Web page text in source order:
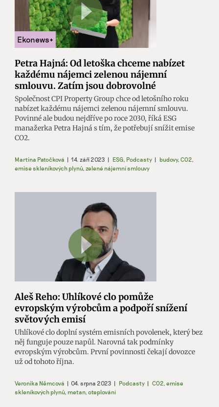
Petra Hajná: Od letoška chceme nabízet
každému nájemci zelenou nájemní
smlouvu. Zatím jsou dobrovolné
Společnost CPI Property Group chce od letošního roku
nabízet každému nájemci zelenou nájemní smlouvu.
Povinné ale budou nejdříve po roce 2030, říká ESG
manažerka Petra Hajná s tím, že potřebují snížit emise
CO2.
Martina Patočková | 14. září 2023 | ESG, Podcasty | budovy, CO2,
emise skleníkových plynů, zelené nájemní smlouvy
Aleš Reho: Uhlíkové clo pomůže
evropským výrobcům a podpoří snížení
světových emisí
Uhlíkové clo doplní systém emisních povolenek, který bez
něj funguje pouze napůl. Narovná tak podmínky
evropským výrobcům. První povinnosti čekají dovozce
už od tohoto října.
Veronika Němcová | 04. srpna 2023 | Podcasty | CO2, emise
skleníkových plynů, metan, oteplování